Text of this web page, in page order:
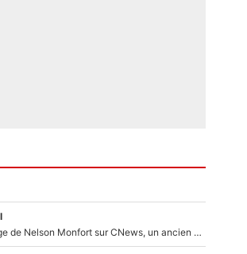
Après le dérapage de Nelson Monfort sur CNews, un ancien journaliste de France Télévisions relance la polémique sur les incendies en Gironde